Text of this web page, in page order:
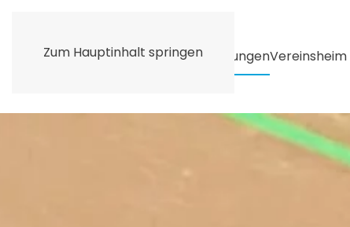
Zum Hauptinhalt springen
HomeUnser Verein Unsere AbteilungenVereinsheim